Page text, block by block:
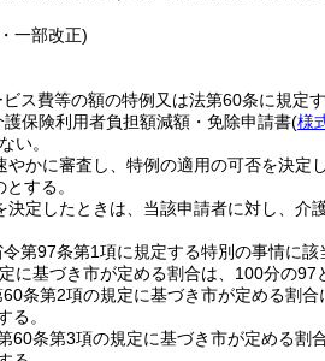
一部改正)
ス費等の額の特例又は法第60条に規定
保険利用者負担額減額・免除申請書(様
い。
やかに審査し、特例の適用の可否を決
する。
決定したときは、当該申請者に対し、介
第97条第1項に規定する特別の事情に該
に基づき市が定める割合は、100分の97
条第2項の規定に基づき市が定める割合
る。
60条第3項の規定に基づき市が定める割